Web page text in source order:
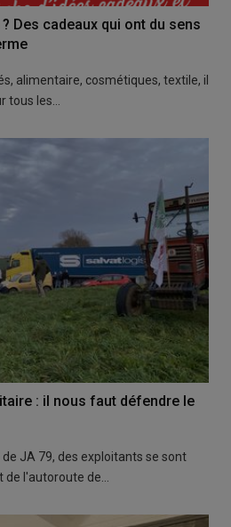
Des cadeaux qui ont du sens
alimentaire, cosmétiques, textile, il
tous les…
: il nous faut défendre le
JA 79, des exploitants se sont
l'autoroute de…